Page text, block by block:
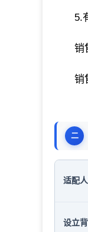
5.
销
销
适配
设立